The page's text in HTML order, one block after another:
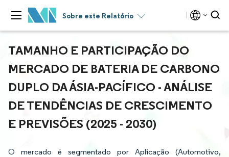
Sobre este Relatório
TAMANHO E PARTICIPAÇÃO DO
MERCADO DE BATERIA DE CARBONO
DUPLO DA ÁSIA-PACÍFICO - ANÁLISE
DE TENDÊNCIAS DE CRESCIMENTO
E PREVISÕES (2025 - 2030)
O mercado é segmentado por Aplicação (Automotivo,